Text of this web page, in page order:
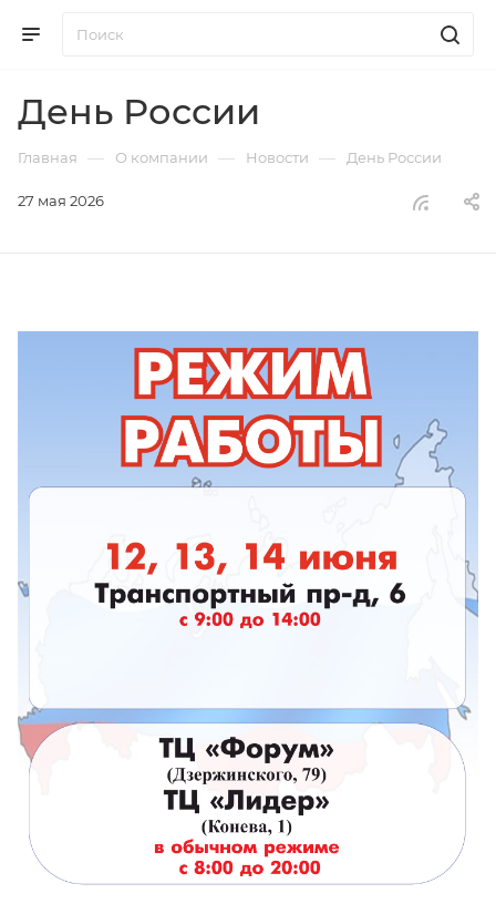
День России
Главная — О компании — Новости — День России
27 мая 2026